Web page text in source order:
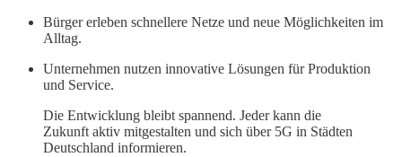
Bürger erleben schnellere Netze und neue Möglichkeiten im
Alltag.
Unternehmen nutzen innovative Lösungen für Produktion
und Service.
Die Entwicklung bleibt spannend. Jeder kann die
Zukunft aktiv mitgestalten und sich über 5G in Städten
Deutschland informieren.